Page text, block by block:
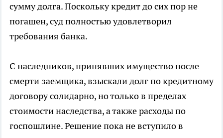
сумму долга. Поскольку кредит до сих пор не
погашен, суд полностью удовлетворил
требования банка.
С наследников, принявших имущество после
смерти заемщика, взыскали долг по кредитному
договору солидарно, но только в пределах
стоимости наследства, а также расходы по
госпошлине. Решение пока не вступило в